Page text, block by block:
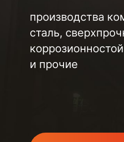
трубы большого
трубошпунт,
Загорского